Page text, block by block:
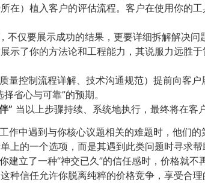
在）植入客户的评估流程。客户在使用你的
不仅要展示成功的结果，更要详细拆解解决
示了你的方法论和工程能力，其说服力远胜
量控制流程详解、技术沟通规范）提前向客
省心与可靠”的预期。
”​ 当以上步骤持续、系统地执行，最终将在客
作中遇到与你核心议题相关的难题时，他们
的一个选项，而是其遇到此类问题时寻求帮
建立了一种“神交已久”的信任感时，价格就
信任允许你脱离纯粹的价格竞争，享受合理